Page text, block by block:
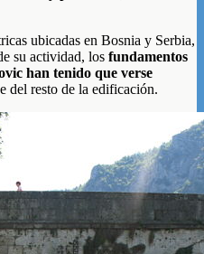
ubicadas en Bosnia y Serbia,
su actividad, los fundamentos
han tenido que verse
del resto de la edificación.